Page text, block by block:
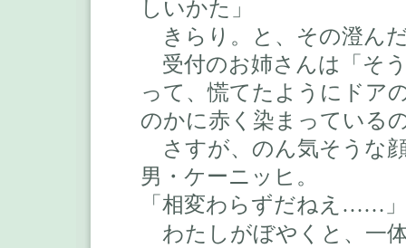
しいかた」
きらり。と、その澄ん
受付のお姉さんは「そ
って、慌てたようにドア
のかに赤く染まっている
さすが、のん気そうな
男・ケーニッヒ。
「相変わらずだねえ …… 」
わたしがぼやくと、一